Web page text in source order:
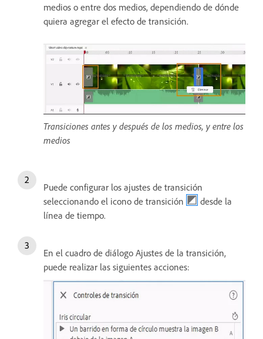
medios o entre dos medios, dependiendo de dónde
quiera agregar el efecto de transición.
Transiciones antes y después de los medios, y entre los
medios
Puede configurar los ajustes de transición
seleccionando el icono de transición
desde la
línea de tiempo.
En el cuadro de diálogo Ajustes de la transición,
puede realizar las siguientes acciones: